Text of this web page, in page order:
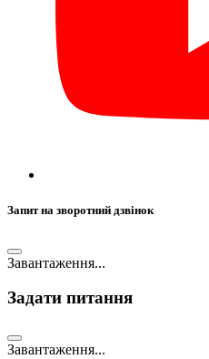
Запит на зворотний дзвінок
Завантаження...
Задати питання
Завантаження...